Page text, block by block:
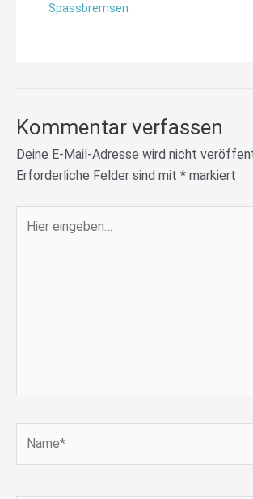
Spassbremsen
Kommentar verfassen
Deine E-Mail-Adresse wird nicht
Erforderliche Felder sind mit * markiert
eingeben…